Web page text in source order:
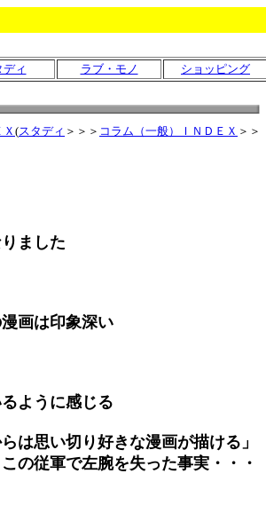
ディ ラブ・モノ
ショッピング
(スタディ ＞＞＞ コラム（一般）ＩＮＤＥＸ ＞＞
ました
画は印象深い
ように感じる
は思い切り好きな漫画が描ける」
の従軍で左腕を失った事実・・・